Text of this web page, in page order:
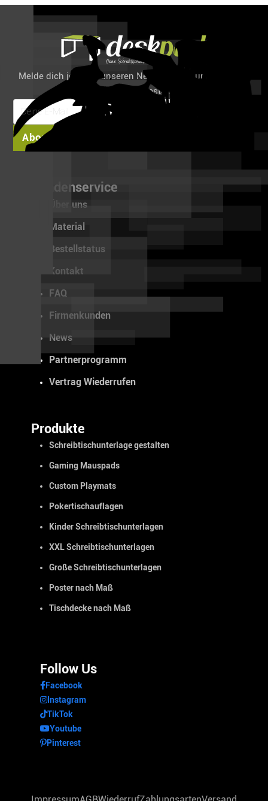
Melde dich jetzt für unseren Newsletter an und spare 6%
auf deine erste Bestellung!
Abonnieren
Kundenservice
Über uns
Material
Bestellstatus
Kontakt
FAQ
Firmenkunden
News
Partnerprogramm
Vertrag Wiederrufen
Produkte
Schreibtischunterlage gestalten
Gaming Mauspads
Custom Playmats
Pokertischauflagen
Kinder Schreibtischunterlagen
XXL Schreibtischunterlagen
Große Schreibtischunterlagen
Poster nach Maß
Tischdecke nach Maß
Follow Us
Facebook
Instagram
TikTok
Youtube
Pinterest